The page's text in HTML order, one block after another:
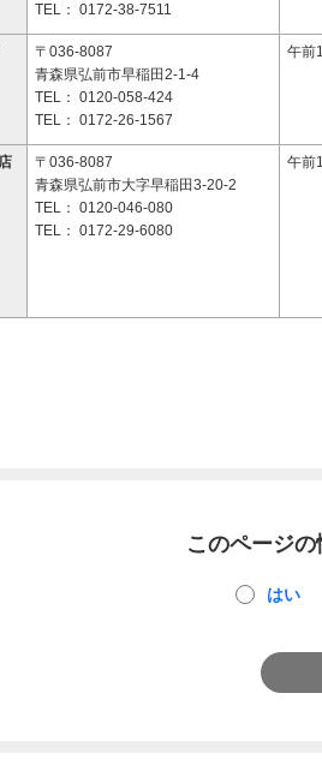
TEL： 0172-38-7511
〒036-8087
青森県弘前市早稲田2-1-4
TEL： 0120-058-424
TEL： 0172-26-1567
午前
〒036-8087
青森県弘前市大字早稲田3-20-2
TEL： 0120-046-080
TEL： 0172-29-6080
午前
このページ
はい